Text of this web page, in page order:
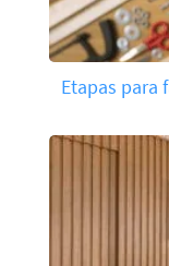
Etapas para